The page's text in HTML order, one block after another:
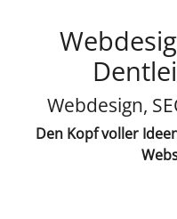
Webdesign,
Den Kopf voller